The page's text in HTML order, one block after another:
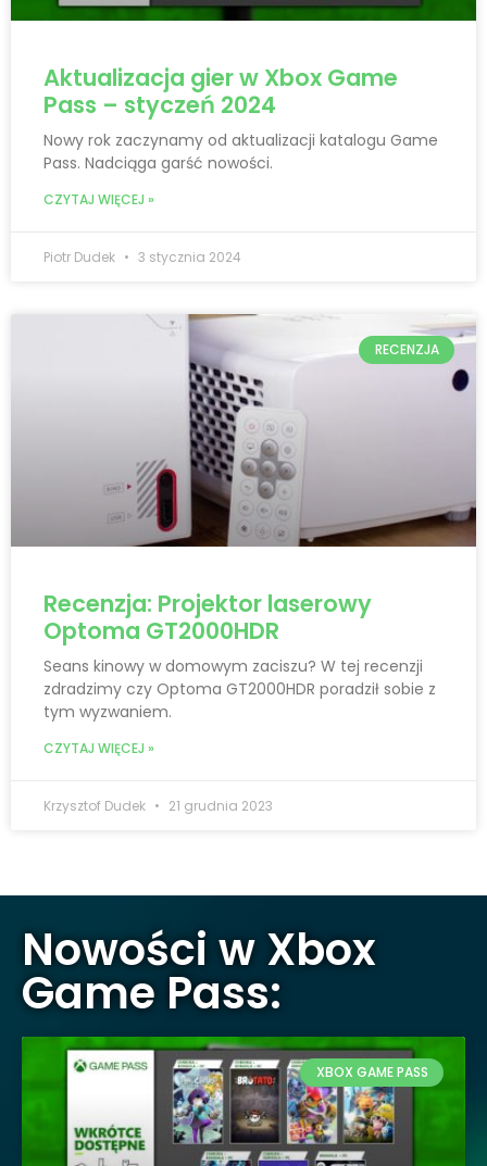
Aktualizacja gier w Xbox Game
Pass – styczeń 2024
Nowy rok zaczynamy od aktualizacji katalogu Game
Pass. Nadciąga garść nowości.
CZYTAJ WIĘCEJ »
Piotr Dudek 3 stycznia 2024
RECENZJA
Recenzja: Projektor laserowy
Optoma GT2000HDR
Seans kinowy w domowym zaciszu? W tej recenzji
zdradzimy czy Optoma GT2000HDR poradził sobie z
tym wyzwaniem.
CZYTAJ WIĘCEJ »
Krzysztof Dudek 21 grudnia 2023
Nowości w Xbox
Game Pass:
XBOX GAME PASS